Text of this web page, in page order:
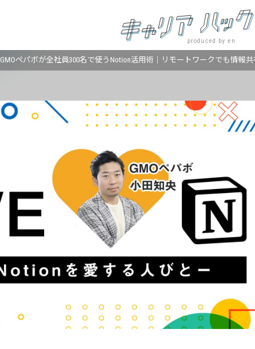
produced by en
GMOペパボが全社員300名で使うNotion活用術｜リモートワークでも情報共